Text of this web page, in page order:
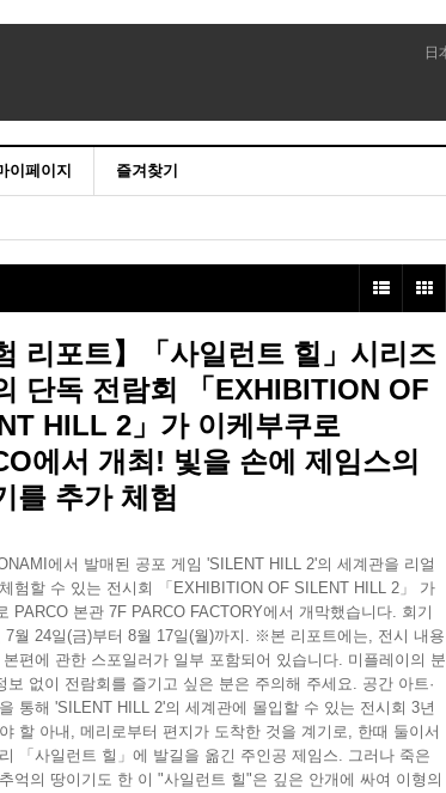
이페이지 즐겨찾기
리포트】「사일런트 힐」시리즈
단독 전람회 「EXHIBITION OF
HILL 2」가 이케부쿠로
에서 개최! 빛을 손에 제임스의
를 추가 체험
에서 발매된 공포 게임 'SILENT HILL 2'의 세계관을 리얼
험할 수 있는 전시회 「EXHIBITION OF SILENT HILL 2」 가
PARCO 본관 7F PARCO FACTORY에서 개막했습니다. 회기
7월 24일(금)부터 8월 17일(월)까지. ※본 리포트에는, 전시 내용
편에 관한 스포일러가 일부 포함되어 있습니다. 미플레이의 분
보 없이 전람회를 즐기고 싶은 분은 주의해 주세요. 공간 아트·
통해 'SILENT HILL 2'의 세계관에 몰입할 수 있는 전시회 3년
할 아내, 메리로부터 편지가 도착한 것을 계기로, 한때 둘이서
「사일런트 힐」에 발길을 옮긴 주인공 제임스. 그러나 죽은
억의 땅이기도 한 이 "사일런트 힐"은 깊은 안개에 싸여 이형의